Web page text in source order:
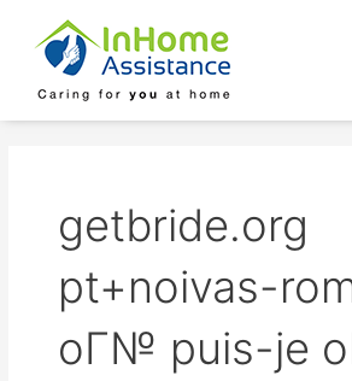
content
getbride.org
pt+noivas-
oГ№ puis-je